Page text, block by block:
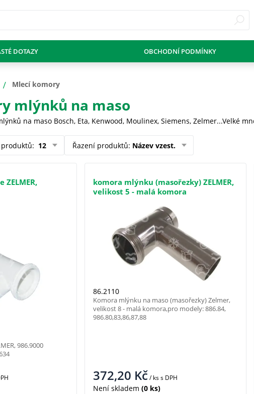
DOTAZY OBCHODNÍ PODMÍNKY
Mlecí komory
mlýnků na maso
na maso Bosch, Eta, Kenwood, Moulinex, Siemens, Zelmer...Velké
produktů: 12 Řazení produktů: Název vzest.
ZELMER,
986.9000
komora mlýnku (masořezky) ZELMER,
velikost 5 - malá komora
86.2110
372,20 Kč/ kss DPH
Není skladem (0 ks)
Komora mlýnku na maso (masořezky) Zelmer,
velikost 8 - malá komora,pro modely: 886.84,
986.80,83,86,87,88